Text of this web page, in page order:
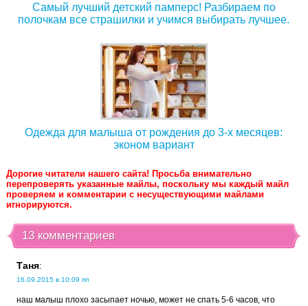
Самый лучший детский памперс! Разбираем по
полочкам все страшилки и учимся выбирать лучшее.
Одежда для малыша от рождения до 3-х месяцев:
эконом вариант
Дорогие читатели нашего сайта! Просьба внимательно
перепроверять указанные майлы, поскольку мы каждый майл
проверяем и комментарии с несуществующими майлами
игнорируются.
13 комментариев
Таня:
16.09.2015 в 10:09 пп
наш малыш плохо засыпает ночью, может не спать 5-6 часов, что